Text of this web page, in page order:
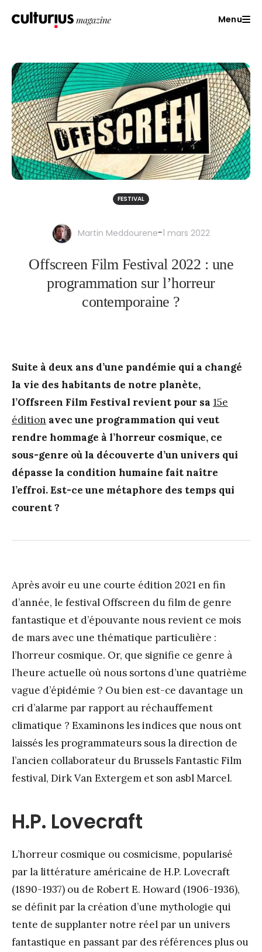
Menu
FESTIVAL
Martin Meddourene-1 mars 2022
Offscreen Film Festival 2022 : une
programmation sur l’horreur
contemporaine ?
Suite à deux ans d’une pandémie qui a changé
la vie des habitants de notre planète,
l’Offsreen Film Festival revient pour sa 15e
édition avec une programmation qui veut
rendre hommage à l’horreur cosmique, ce
sous-genre où la découverte d’un univers qui
dépasse la condition humaine fait naître
l’effroi. Est-ce une métaphore des temps qui
courent ?
Après avoir eu une courte édition 2021 en fin
d’année, le festival Offscreen du film de genre
fantastique et d’épouvante nous revient ce mois
de mars avec une thématique particulière :
l’horreur cosmique. Or, que signifie ce genre à
l’heure actuelle où nous sortons d’une quatrième
vague d’épidémie ? Ou bien est-ce davantage un
cri d’alarme par rapport au réchauffement
climatique ? Examinons les indices que nous ont
laissés les programmateurs sous la direction de
l’ancien collaborateur du Brussels Fantastic Film
festival, Dirk Van Extergem et son asbl Marcel.
H.P. Lovecraft
L’horreur cosmique ou cosmicisme, popularisé
par la littérature américaine de H.P. Lovecraft
(1890-1937) ou de Robert E. Howard (1906-1936),
se définit par la création d’une mythologie qui
tente de supplanter notre réel par un univers
fantastique en passant par des références plus ou